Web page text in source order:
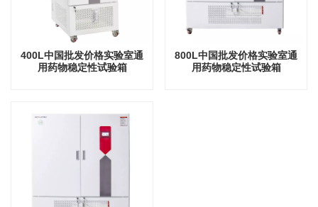
400L中国批发价格实验室通
用药物稳定性试验箱
800L中国批发价格实验室通
用药物稳定性试验箱